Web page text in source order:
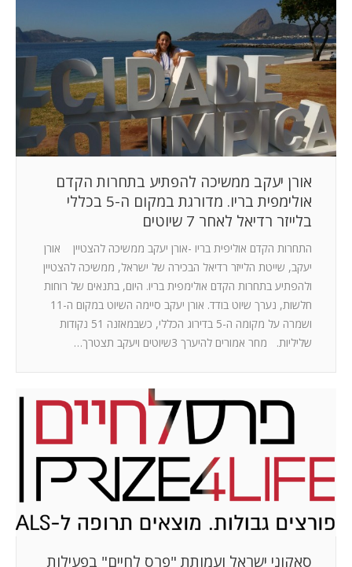
חדר חדשות
המלצות
ניהול מוניטין
צור קשר
אורן יעקב ממשיכה להפתיע בתחרות הקדם
אולימפית בריו. מדורגת במקום ה-5 בכללי
בלייזר רדיאל לאחר 7 שיוטים
התחרות הקדם אוליפית בריו -אורן יעקב ממשיכה להצטיין אורן
יעקב, שייטת הלייזר רדיאל הבכירה של ישראל, ממשיכה להצטיין
ולהפתיע בתחרות הקדם אולימפית בריו. היום, בתנאים של רוחות
חלשות, נערך שיוט בודד. אורן יעקב סיימה השיוט במקום ה-11
ושמרה על מקומה ה-5 בדירוג הכללי, כשבמאזנה 51 נקודות
שליליות. מחר אמורים להיערך 3שיוטים ויעקב תצטרך…
סאקוני ישראל ועמותת "פרס לחיים" בפעילות